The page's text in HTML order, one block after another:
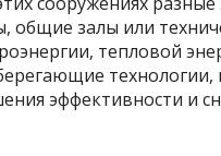
общие залы или
тепловой
эффективности и